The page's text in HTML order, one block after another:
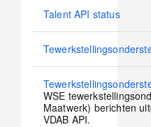
No
Talent API status
No
No
new
posts
WSE
Maatwerk) berichten
VDAB API.